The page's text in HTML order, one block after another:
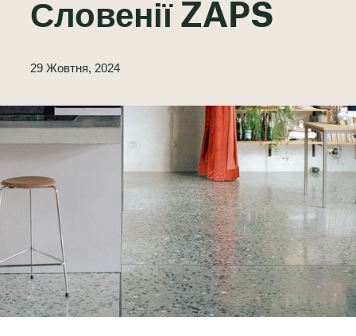
Словенії ZAPS
29 Жовтня, 2024